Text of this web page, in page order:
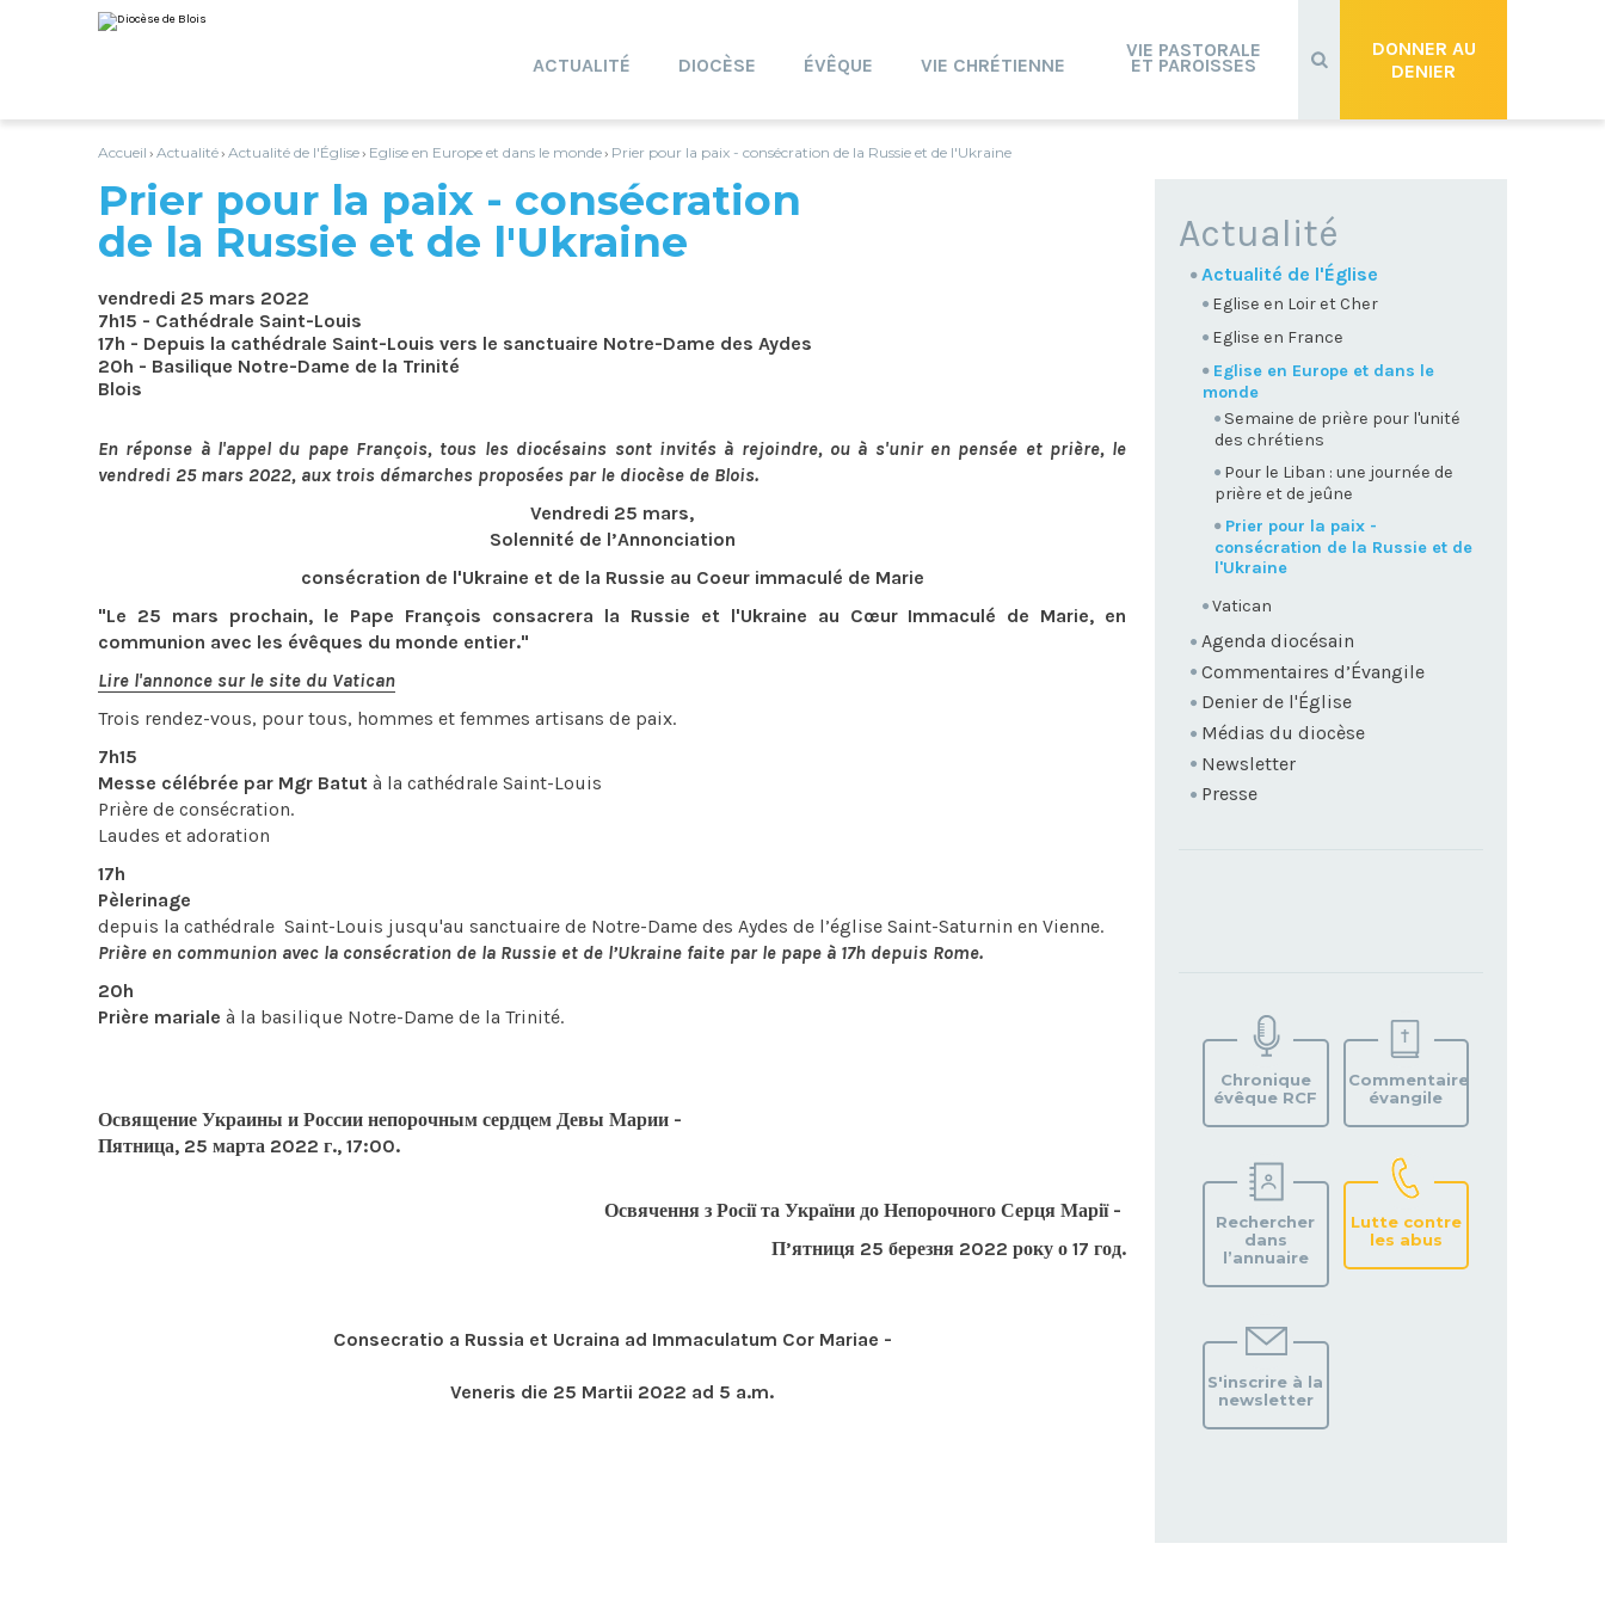
au
contenu.
personnels
DONNER AU
DENIER
ACTUALITÉ DIOCÈSE ÉVÊQUE VIE CHRÉTIENNE
VIE PASTORALE
ET PAROISSES
Accueil › Actualité› Actualité de l'Église› Eglise en Europe et dans le monde› Prier pour la paix - consécration de la Russie et de l'Ukraine
Prier pour la paix - consécration
de la Russie et de l'Ukraine
vendredi 25 mars 2022
7h15 - Cathédrale Saint-Louis
17h - Depuis la cathédrale Saint-Louis vers le sanctuaire Notre-Dame des Aydes
20h - Basilique Notre-Dame de la Trinité
Blois
En réponse à l'appel du pape François, tous les diocésains sont invités à rejoindre, ou à s'unir en pensée et prière, le
vendredi 25 mars 2022, aux trois démarches proposées par le diocèse de Blois.
Vendredi 25 mars,
Solennité de l’Annonciation
consécration de l'Ukraine et de la Russie au Coeur immaculé de Marie
"Le 25 mars prochain, le Pape François consacrera la Russie et l'Ukraine au Cœur Immaculé de Marie, en
communion avec les évêques du monde entier."
Lire l'annonce sur le site du Vatican
Trois rendez-vous, pour tous, hommes et femmes artisans de paix.
7h15
Messe célébrée par Mgr Batut à la cathédrale Saint-Louis
Prière de consécration.
Laudes et adoration
17h
Pèlerinage
depuis la cathédrale Saint-Louis jusqu'au sanctuaire de Notre-Dame des Aydes de l’église Saint-Saturnin en Vienne.
Prière en communion avec la consécration de la Russie et de l’Ukraine faite par le pape à 17h depuis Rome.
20h
Prière mariale à la basilique Notre-Dame de la Trinité.
Освящение Украины и России непорочным сердцем Девы Марии -
Пятница, 25 марта 2022 г., 17:00.
Освячення з Росії та України до Непорочного Серця Марії -
П’ятниця 25 березня 2022 року о 17 год.
Consecratio a Russia et Ucraina ad Immaculatum Cor Mariae -
Veneris die 25 Martii 2022 ad 5 a.m.
NAVIGATION
Actualité
Actualité de l'Église
Eglise en Loir et Cher
Eglise en France
Eglise en Europe et dans le
monde
Semaine de prière pour l'unité
des chrétiens
Pour le Liban : une journée de
prière et de jeûne
Prier pour la paix -
consécration de la Russie et de
l'Ukraine
Vatican
Agenda diocésain
Commentaires d’Évangile
Denier de l'Église
Médias du diocèse
Newsletter
Presse
VOTRE
PAROISSE
Chronique
évêque RCF
Commentaire
évangile
Rechercher
dans
l’annuaire
Lutte contre
les abus
S'inscrire à la
newsletter